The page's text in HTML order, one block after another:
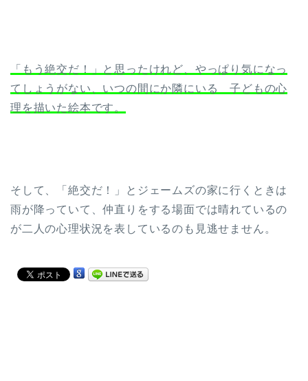
「もう絶交だ！」と思ったけれど、やっぱり気になっ
てしょうがない、いつの間にか隣にいる 子どもの心
理を描いた絵本です。
そして、「絶交だ！」とジェームズの家に行くときは
雨が降っていて、仲直りをする場面では晴れているの
が二人の心理状況を表しているのも見逃せません。